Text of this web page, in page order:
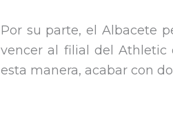
Por su parte, el Albacete
vencer al filial del Athletic
esta manera, acabar con